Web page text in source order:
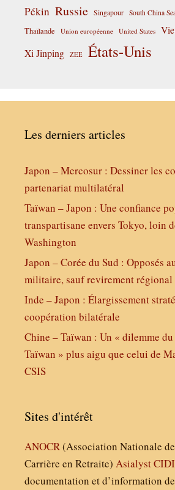
Pékin Russie Singapour South China
Thaïlande Union européenne United States
Xi Jinping ZEE États-Unis
Les derniers articles
Japon – Mercosur : Dessiner les
partenariat multilatéral
Taïwan – Japon : Une confiance
transpartisane envers Tokyo, loin
Washington
Japon – Corée du Sud : Opposés
militaire, sauf revirement régional
Inde – Japon : Élargissement
coopération bilatérale
Chine – Taïwan : Un « dilemme
Taïwan » plus aigu que celui de
CSIS
Sites d'intérêt
ANOCR(Association Nationale
Carrière en Retraite) Asialyst
documentation et d’information